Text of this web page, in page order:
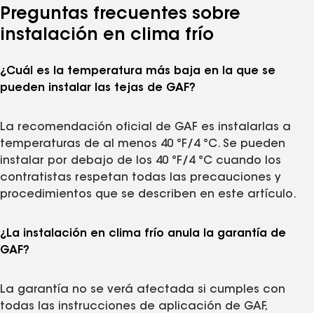
Preguntas frecuentes sobre
instalación en clima frío
¿Cuál es la temperatura más baja en la que se
pueden instalar las tejas de GAF?
La recomendación oficial de GAF es instalarlas a
temperaturas de al menos 40 °F/4 °C. Se pueden
instalar por debajo de los 40 °F/4 °C cuando los
contratistas respetan todas las precauciones y
procedimientos que se describen en este artículo.
¿La instalación en clima frío anula la garantía de
GAF?
La garantía no se verá afectada si cumples con
todas las instrucciones de aplicación de GAF,